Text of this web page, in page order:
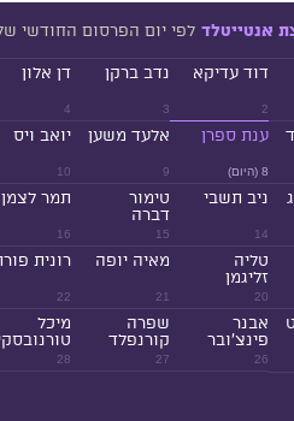
אנטייטלד לפי יום הפרסום החודשי
2
דוד עדיקא
3
נדב ברקן
4
דן אלון
8 (היום)
ענת ספרן
9
אלעד משען
10
יואב ויס
14
ניב תשבי
15
טימור
דברה
16
תמר לצמן
20
טליה
זליגמן
21
מאיה יופה
22
רונית
26
אבנר
פינצ'ובר
27
שפרה
קורנפלד
28
מיכל